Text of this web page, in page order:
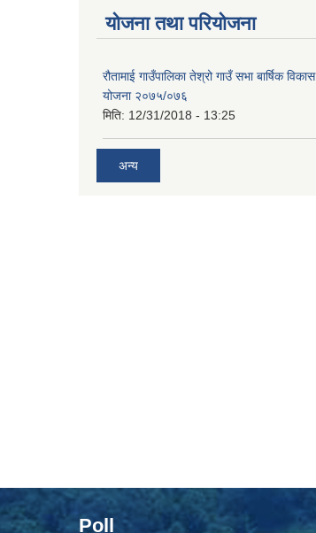
योजना तथा परियोजना
रौतामाई गाउँपालिका तेश्रो गाउँ सभा बार्षिक विकास
योजना २०७५/०७६
मिति: 12/31/2018 - 13:25
अन्य
Poll